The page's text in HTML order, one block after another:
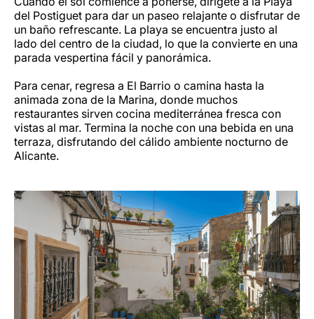
del Postiguet para dar un paseo relajante o disfrutar de
un baño refrescante. La playa se encuentra justo al
lado del centro de la ciudad, lo que la convierte en una
parada vespertina fácil y panorámica.
Para cenar, regresa a El Barrio o camina hasta la
animada zona de la Marina, donde muchos
restaurantes sirven cocina mediterránea fresca con
vistas al mar. Termina la noche con una bebida en una
terraza, disfrutando del cálido ambiente nocturno de
Alicante.